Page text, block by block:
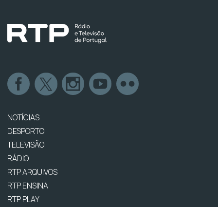
NOTÍCIAS
DESPORTO
TELEVISÃO
RÁDIO
RTP ARQUIVOS
RTP ENSINA
RTP PLAY